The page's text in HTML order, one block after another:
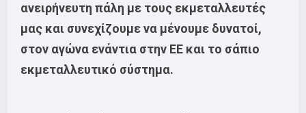
ανειρήνευτη πάλη με τους εκμεταλλευτές
μας και συνεχίζουμε να μένουμε δυνατοί,
στον αγώνα ενάντια στην ΕΕ και το σάπιο
εκμεταλλευτικό σύστημα.